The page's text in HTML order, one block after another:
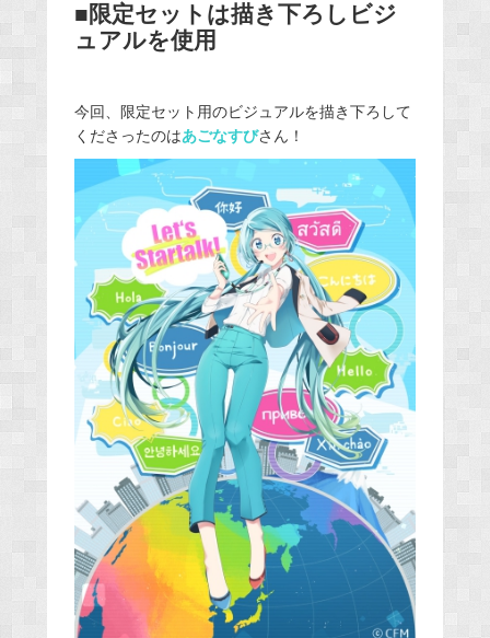
■限定セットは描き下ろしビジ
ュアルを使用
今回、限定セット用のビジュアルを描き下ろして
くださったのはあごなすびさん！